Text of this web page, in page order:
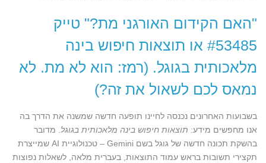
"האם הקידום האורגני מת?" טייק
#53485 או תוצאות חיפוש בינה
מלאכותית בגוגל. (רמז: הוא לא מת. לא
נמאס לכם לשאול את זה?)
בשבועות האחרונים נכנסה לחיינו תופעה חדשה שמשנה את הדרך בה
אנו מחפשים מידע: תוצאות חיפוש בינה מלאכותית בגוגל. מדובר
בהשקת תכונה חדשה של גוגל בשם Gemini – טכנולוגיית AI שמייצרת
תקצירי תשובות בראש עמוד התוצאות, בעברית מלאה, לשאלות נפוצות